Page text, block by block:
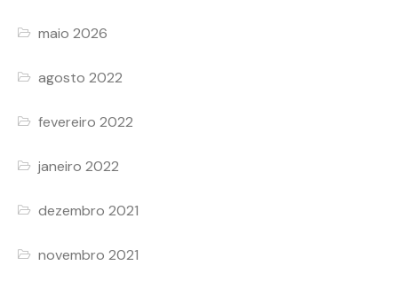
maio 2026
agosto 2022
fevereiro 2022
janeiro 2022
dezembro 2021
novembro 2021